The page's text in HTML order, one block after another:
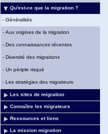
Qu'est-ce que la migration ?
- Généralités
- Aux origines de la migration
- Des connaissances récentes
- Diversité des migrations
- Un périple risqué
- Les stratégies des migrateurs
Les sites de migration
Connaître les migrateurs
Ressources et liens
La mission migration